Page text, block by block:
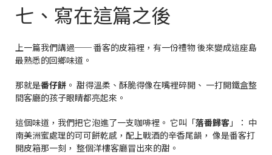
七、寫在這篇之後
上一篇我們講過── 番客的皮箱裡，有一份禮物 後來變成這座島
最熟悉的回鄉味道。
那就是番仔餅 。 甜得溫柔、酥脆得像在嘴裡碎開、 一打開鐵盒整
間客廳的孩子眼睛都亮起來。
這個味道，我們把它泡進了一支咖啡裡。 它叫「落番歸客 」： 中
南美洲蜜處理的可可餅乾感，配上戰酒的辛香尾韻， 像是番客打
開皮箱那一刻， 整個洋樓客廳冒出來的甜。